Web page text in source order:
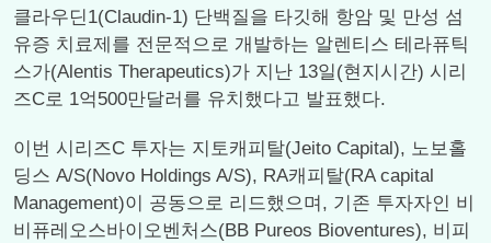
클라우딘1(Claudin-1) 단백질을 타깃해 항암 및 만성 섬
유증 치료제를 전문적으로 개발하는 알렌티스 테라퓨틱
스가(Alentis Therapeutics)가 지난 13일(현지시간) 시리
즈C로 1억500만달러를 유치했다고 발표했다.
이번 시리즈C 투자는 지토캐피탈(Jeito Capital), 노보홀
딩스 A/S(Novo Holdings A/S), RA캐피탈(RA capital
Management)이 공동으로 리드했으며, 기존 투자자인 비
비퓨레오스바이오벤처스(BB Pureos Bioventures), 비피